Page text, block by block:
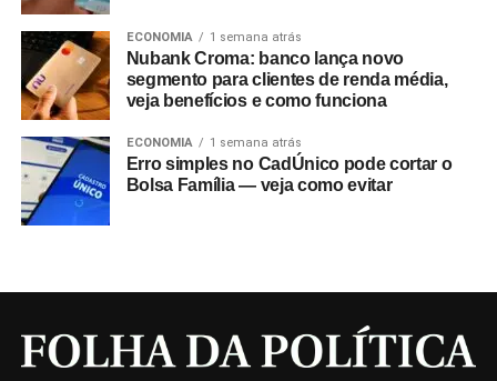
ECONOMIA 1 semana atrás
Nubank Croma: banco lança novo
segmento para clientes de renda média,
veja benefícios e como funciona
ECONOMIA 1 semana atrás
Erro simples no CadÚnico pode cortar o
Bolsa Família — veja como evitar